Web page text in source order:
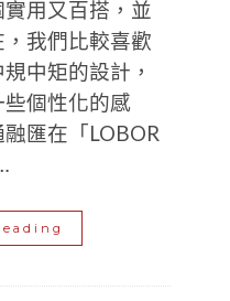
用又百搭，並
我們比較喜歡
中矩的設計，
個性化的感
匯在「LOBOR